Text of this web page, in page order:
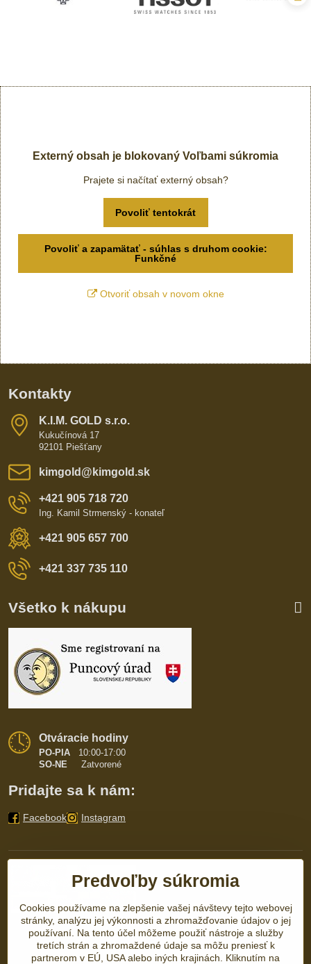
Externý obsah je blokovaný Voľbami súkromia
Prajete si načítať externý obsah?
Povoliť tentokrát
Povoliť a zapamätať - súhlas s druhom cookie:
Funkčné
Otvoriť obsah v novom okne
Kontakty
K​​.I​​.M​​. GOLD s​​.r​​.o​​.
Kukučínová 17
92101 Piešťany
kimgold​@kimgold​.sk
+421 905 718 720
Ing. Kamil Strmenský - konateľ
+421 905 657 700
+421 337 735 110
Všetko k nákupu
Otváracie hodiny
PO-PIA
10:00-17:00
SO-NE Zatvorené
Pridajte sa k nám:
Facebook Instagram
Predvoľby súkromia
Cookies používame na zlepšenie vašej návštevy tejto webovej
stránky, analýzu jej výkonnosti a zhromažďovanie údajov o jej
používaní. Na tento účel môžeme použiť nástroje a služby
tretích strán a zhromaždené údaje sa môžu preniesť k
partnerom v EÚ, USA alebo iných krajinách. Kliknutím na